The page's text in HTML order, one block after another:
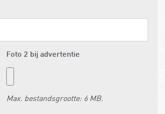
Foto 2 bij advertentie
Max. bestandsgrootte: 6 MB.